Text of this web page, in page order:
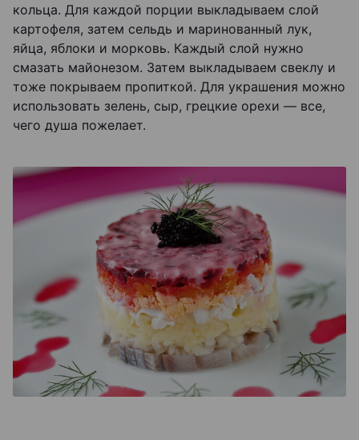
кольца. Для каждой порции выкладываем слой
картофеля, затем сельдь и маринованный лук,
яйца, яблоки и морковь. Каждый слой нужно
смазать майонезом. Затем выкладываем свеклу и
тоже покрываем пропиткой. Для украшения можно
использовать зелень, сыр, грецкие орехи — все,
чего душа пожелает.